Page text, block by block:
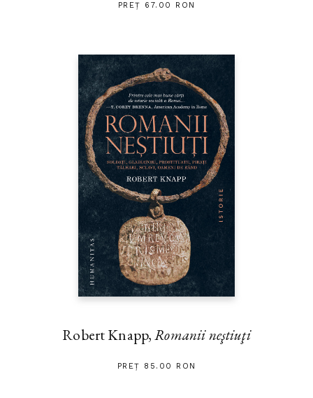
PREȚ 67.00 RON
Robert Knapp,Romanii neştiuţi
PREȚ 85.00 RON